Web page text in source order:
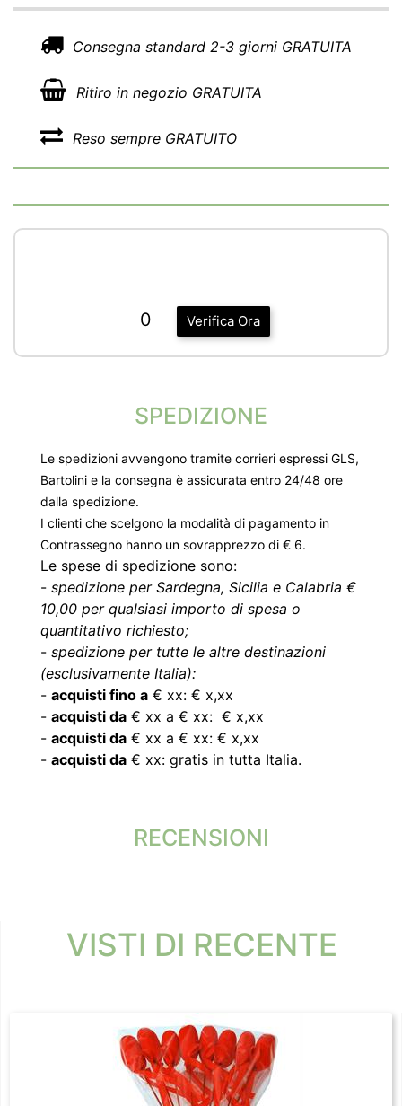
Consegna standard 2-3 giorni GRATUITA
Ritiro in negozio GRATUITA
Reso sempre GRATUITO
Verifica Ora
0
SPEDIZIONE
Le spedizioni avvengono tramite corrieri espressi GLS,
Bartolini e la consegna è assicurata entro 24/48 ore
dalla spedizione.
I clienti che scelgono la modalità di pagamento in
Contrassegno hanno un sovrapprezzo di € 6.
Le spese di spedizione sono:
- spedizione per Sardegna, Sicilia e Calabria €
10,00 per qualsiasi importo di spesa o
quantitativo richiesto;
- spedizione per tutte le altre destinazioni
(esclusivamente Italia):
- acquisti fino a € xx: € x,xx
- acquisti da € xx a € xx: € x,xx
- acquisti da € xx a € xx: € x,xx
- acquisti da € xx: gratis in tutta Italia.
RECENSIONI
VISTI DI RECENTE